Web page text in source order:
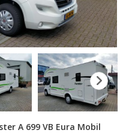
A 699 VB Eura Mobil